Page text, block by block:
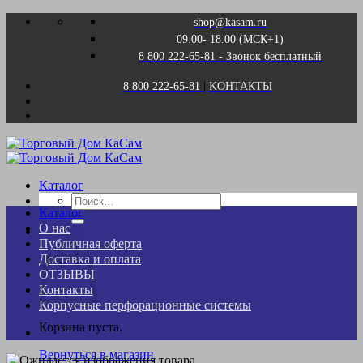
Skip
shop@kasam.ru
09.00- 18.00 (МСК+1)
8 800 222-65-81 - Звонок бесплатный
8 800 222-65-81 | KОНТАКТЫ
Каталог
Искать:
Корзина
Корзина пуста.
Вернуться в магазин
Каталог
О нас
Публичная оферта
Доставка и оплата
ОТЗЫВЫ
Контакты
Корпусные перфорационные системы